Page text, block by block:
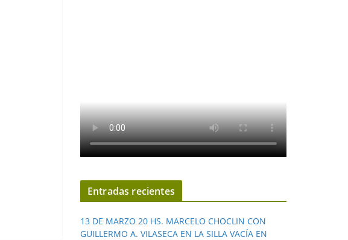
Entradas recientes
13 DE MARZO 20 HS. MARCELO CHOCLIN CON
GUILLERMO A. VILASECA EN LA SILLA VACÍA EN